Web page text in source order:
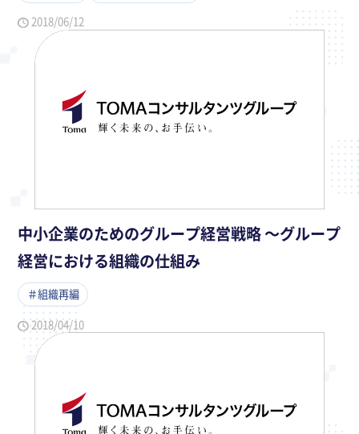
2018/06/12
中小企業のためのグループ経営戦略 ～グループ
経営における組織の仕組み
＃組織再編
2018/04/10